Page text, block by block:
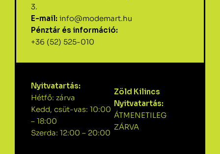
3.
E-mail: info@modemart.hu
Pénztár és információ:
+36 (52) 525-010
Nyitvatartás:
Hétfő: zárva
Kedd, csüt-vas: 10:00
– 18:00
Szerda: 12:00 – 20:00
Zöld Kilincs
Nyitvatartás:
ÁTMENETILEG
ZÁRVA